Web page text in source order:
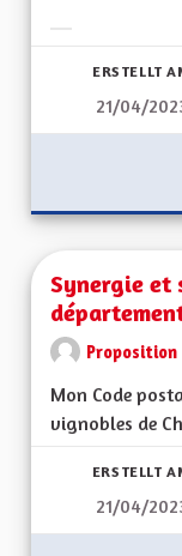
ERSTELLT
21/04/
Synergie et
Proposition
Mon Code
vignobles de
ERSTELLT
21/04/